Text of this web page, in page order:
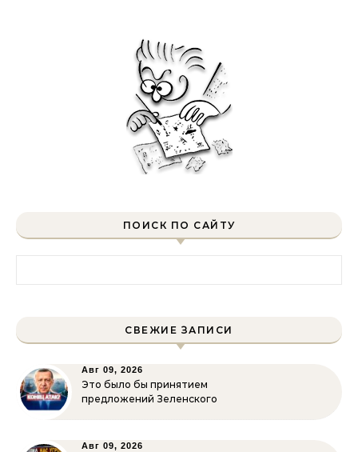
ПОИСК ПО САЙТУ
СВЕЖИЕ ЗАПИСИ
Авг 09, 2026
Это было бы принятием
предложений Зеленского
Авг 09, 2026